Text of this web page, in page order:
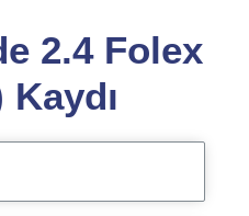
2.4 Folex
Kaydı